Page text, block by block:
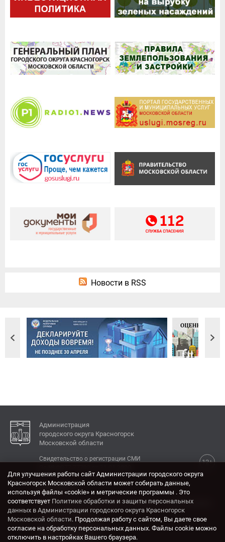
Новости в RSS
Администрация
городского округа Красногорск
Московской области
12+
Свидетельство о регистрации СМИ
КОНТАКТЫ
Адрес: 143404, Московская область, г. Красногорск,
ул. Ленина, дом 4.
Электронная почта:
krasrn@mosreg.ru
Для улучшения работы сайт Администрации городского округа
Красногорск Московской области может собирать данные,
используя файлы «cookie» и метрические программы . Это
соответствует Политике обработки и защиты персональных
данных в Администрации городского округа Красногорск
Московской области. Продолжая работу с сайтом, Вы даете свое
согласие на обработку персональных данных. Файлы cookie можно
отключить в настройках Вашего браузера.